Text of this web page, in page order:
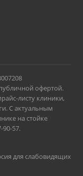
офертой.
листу клиники,
С актуальным
на стойке
90-57.
для слабовидящих